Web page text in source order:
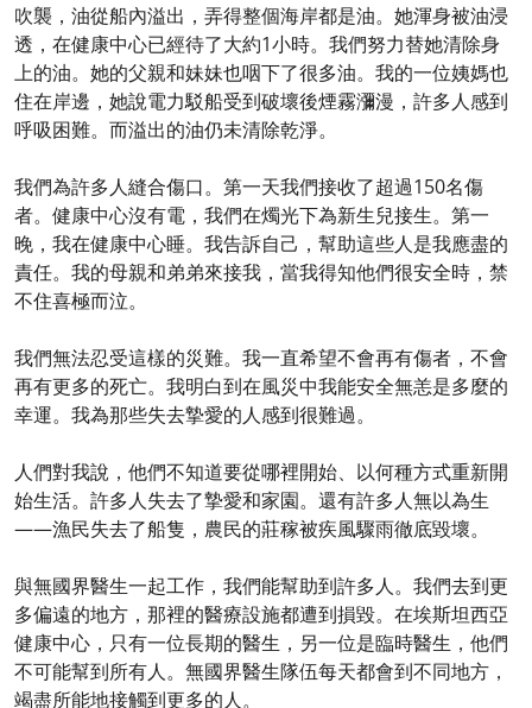
吹襲，油從船內溢出，弄得整個海岸都是油。她渾身被油浸
透，在健康中心已經待了大約1小時。我們努力替她清除身
上的油。她的父親和妹妹也咽下了很多油。我的一位姨媽也
住在岸邊，她說電力駁船受到破壞後煙霧瀰漫，許多人感到
呼吸困難。而溢出的油仍未清除乾淨。
我們為許多人縫合傷口。第一天我們接收了超過150名傷
者。健康中心沒有電，我們在燭光下為新生兒接生。第一
晚，我在健康中心睡。我告訴自己，幫助這些人是我應盡的
責任。我的母親和弟弟來接我，當我得知他們很安全時，禁
不住喜極而泣。
我們無法忍受這樣的災難。我一直希望不會再有傷者，不會
再有更多的死亡。我明白到在風災中我能安全無恙是多麼的
幸運。我為那些失去摯愛的人感到很難過。
人們對我說，他們不知道要從哪裡開始、以何種方式重新開
始生活。許多人失去了摯愛和家園。還有許多人無以為生
——漁民失去了船隻，農民的莊稼被疾風驟雨徹底毀壞。
與無國界醫生一起工作，我們能幫助到許多人。我們去到更
多偏遠的地方，那裡的醫療設施都遭到損毀。在埃斯坦西亞
健康中心，只有一位長期的醫生，另一位是臨時醫生，他們
不可能幫到所有人。無國界醫生隊伍每天都會到不同地方，
竭盡所能地接觸到更多的人。